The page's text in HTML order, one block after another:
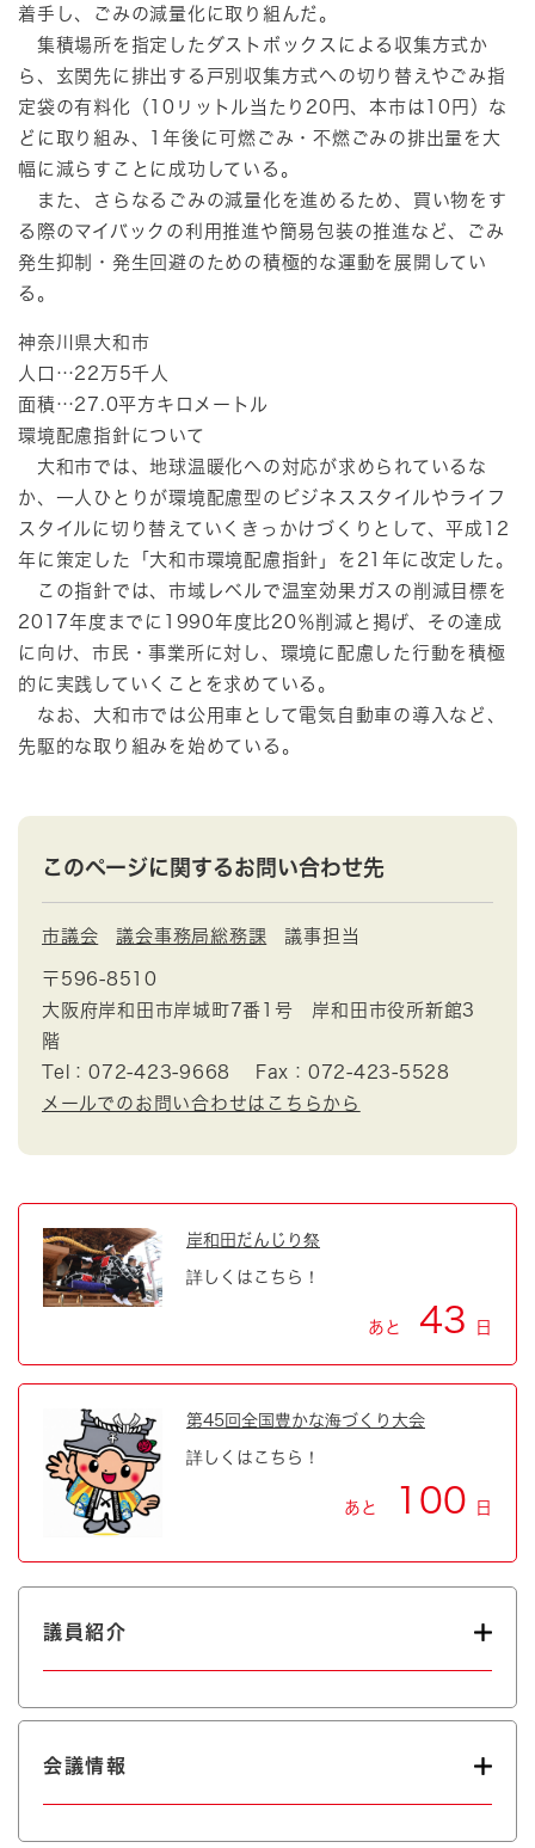
着手し、ごみの減量化に取り組んだ。
集積場所を指定したダストボックスによる収集方式か
ら、玄関先に排出する戸別収集方式への切り替えやごみ指
定袋の有料化（10リットル当たり20円、本市は10円）な
どに取り組み、1年後に可燃ごみ・不燃ごみの排出量を大
幅に減らすことに成功している。
また、さらなるごみの減量化を進めるため、買い物をす
る際のマイバックの利用推進や簡易包装の推進など、ごみ
発生抑制・発生回避のための積極的な運動を展開してい
る。
神奈川県大和市
人口…22万5千人
面積…27.0平方キロメートル
環境配慮指針について
大和市では、地球温暖化への対応が求められているな
か、一人ひとりが環境配慮型のビジネススタイルやライフ
スタイルに切り替えていくきっかけづくりとして、平成12
年に策定した「大和市環境配慮指針」を21年に改定した。
この指針では、市域レベルで温室効果ガスの削減目標を
2017年度までに1990年度比20％削減と掲げ、その達成
に向け、市民・事業所に対し、環境に配慮した行動を積極
的に実践していくことを求めている。
なお、大和市では公用車として電気自動車の導入など、
先駆的な取り組みを始めている。
このページに関するお問い合わせ先
市議会 議会事務局総務課 議事担当
〒596-8510
大阪府岸和田市岸城町7番1号 岸和田市役所新館3
階
Tel：072-423-9668
Fax：072-423-5528
メールでのお問い合わせはこちらから
岸和田だんじり祭
詳しくはこちら！
あと 43 日
第45回全国豊かな海づくり大会
詳しくはこちら！
あと 100 日
議員紹介
会議情報